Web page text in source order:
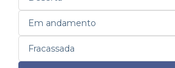
Em andamento
Fracassada